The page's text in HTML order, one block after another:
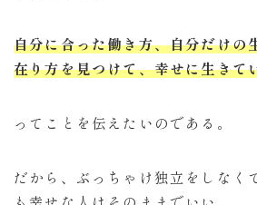
自分に合った働き方、自分だけの
在り方を見つけて、幸せに生きて
ってことを伝えたいのである。
だから、ぶっちゃけ独立をしなく